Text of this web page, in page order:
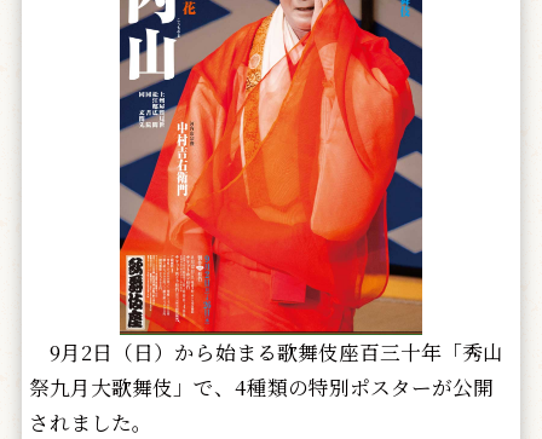
9月2日（日）から始まる歌舞伎座百三十年「秀山
祭九月大歌舞伎」で、4種類の特別ポスターが公開
されました。